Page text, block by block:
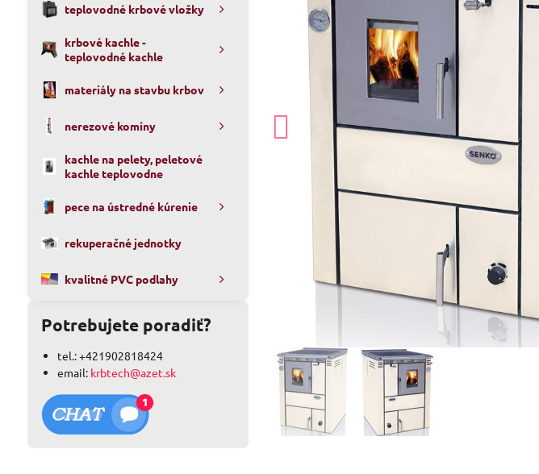
teplovodné krbové vložky
krbové kachle -
teplovodné kachle
materiály na stavbu krbov
nerezové komíny
kachle na pelety, peletové
kachle teplovodne
pece na ústredné kúrenie
rekuperačné jednotky
kvalitné PVC podlahy
Potrebujete poradiť?
tel.: +421902818424
email: krbtech@azet.sk